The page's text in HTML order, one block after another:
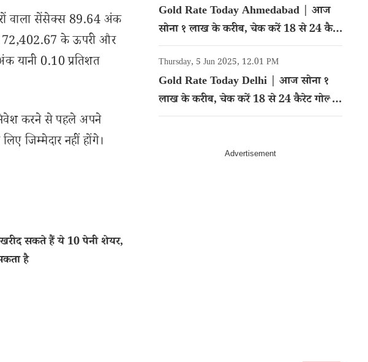
वाला सेंसेक्स 89.64 अंक
72,402.67 के ऊपरी और
यानी 0.10 प्रतिशत
करने से पहले अपने
जिम्मेदार नहीं होंगे।
सकते हैं ये 10 पेनी शेयर,
है
Gold Rate Today Ahmedabad | आज
सोना १ लाख के करीब, चेक करें 18 से 24 कैरेट
गोल्ड का रेट
Thursday, 5 Jun 2025, 12.01 PM
Gold Rate Today Delhi | आज सोना १
लाख के करीब, चेक करें 18 से 24 कैरेट गोल्ड
का रेट